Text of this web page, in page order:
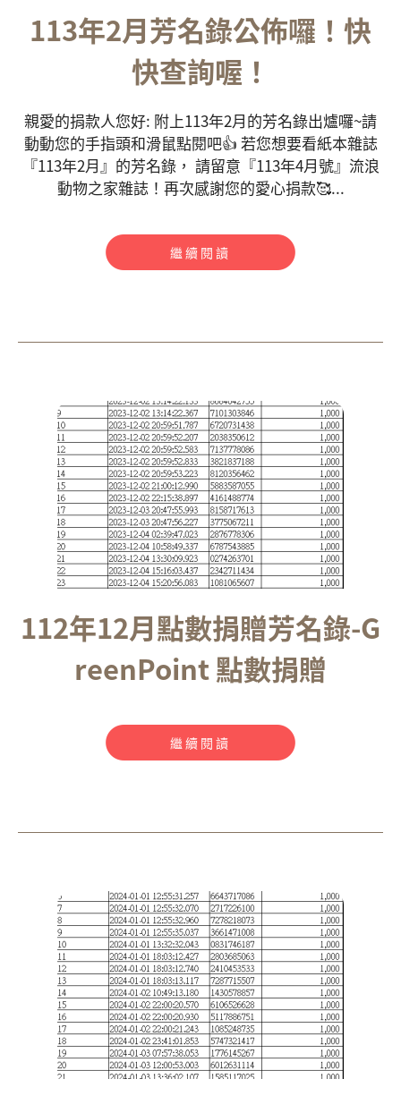
113年2月芳名錄公佈囉！快
快查詢喔！
親愛的捐款人您好: 附上113年2月的芳名錄出爐囉~請
動動您的手指頭和滑鼠點閱吧👍 若您想要看紙本雜誌
『113年2月』的芳名錄， 請留意『113年4月號』流浪
動物之家雜誌！再次感謝您的愛心捐款🥰...
繼續閱讀
112年12月點數捐贈芳名錄-G
reenPoint 點數捐贈
繼續閱讀